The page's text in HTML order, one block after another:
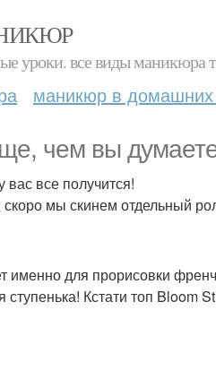
уроки. все виды маникюра
маникюр в домашних
чем вы
все получится!
мы скинем отдельный
для прорисовки
Кстати топ Bloom